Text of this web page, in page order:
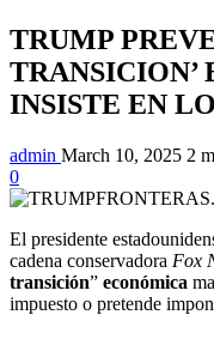
TRUMP
TRANSICION’
INSISTE EN
admin March 10, 2025 2
0
El presidente
cadena conservadora Fox
transición” económica
impuesto o pretende